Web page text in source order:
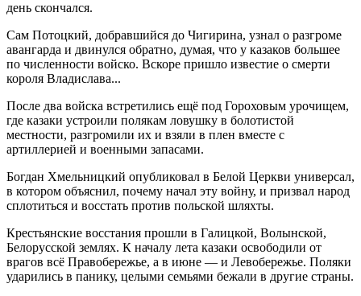
день скончался.
Сам Потоцкий, добравшийся до Чигирина, узнал о разгроме
авангарда и двинулся обратно, думая, что у казаков большее
по численности войско. Вскоре пришло известие о смерти
короля Владислава...
После два войска встретились ещё под Гороховым урочищем,
где казаки устроили полякам ловушку в болотистой
местности, разгромили их и взяли в плен вместе с
артиллерией и военными запасами.
Богдан Хмельницкий опубликовал в Белой Церкви универсал,
в котором объяснил, почему начал эту войну, и призвал народ
сплотиться и восстать против польской шляхты.
Крестьянские восстания прошли в Галицкой, Волынской,
Белорусской землях. К началу лета казаки освободили от
врагов всё Правобережье, а в июне — и Левобережье. Поляки
ударились в панику, целыми семьями бежали в другие страны.